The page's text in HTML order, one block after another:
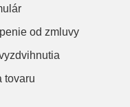
od zmluvy
tovaru